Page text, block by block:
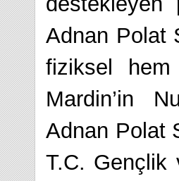
Adnan Polat
fiziksel hem
Mardin’in
Adnan Polat
T.C. Gençlik